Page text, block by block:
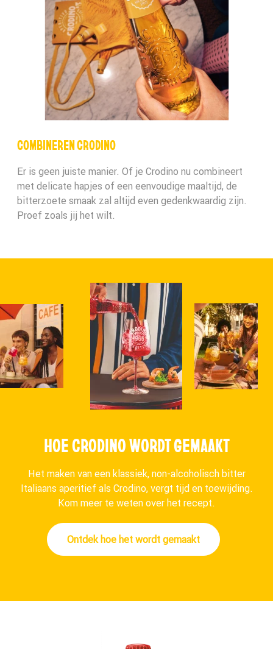
COMBINEREN CRODINO
Er is geen juiste manier. Of je Crodino nu combineert
met delicate hapjes of een eenvoudige maaltijd, de
bitterzoete smaak zal altijd even gedenkwaardig zijn.
Proef zoals jij het wilt.
HOE CRODINO WORDT GEMAAKT
Het maken van een klassiek, non-alcoholisch bitter
Italiaans aperitief als Crodino, vergt tijd en toewijding.
Kom meer te weten over het recept.
Ontdek hoe het wordt gemaakt